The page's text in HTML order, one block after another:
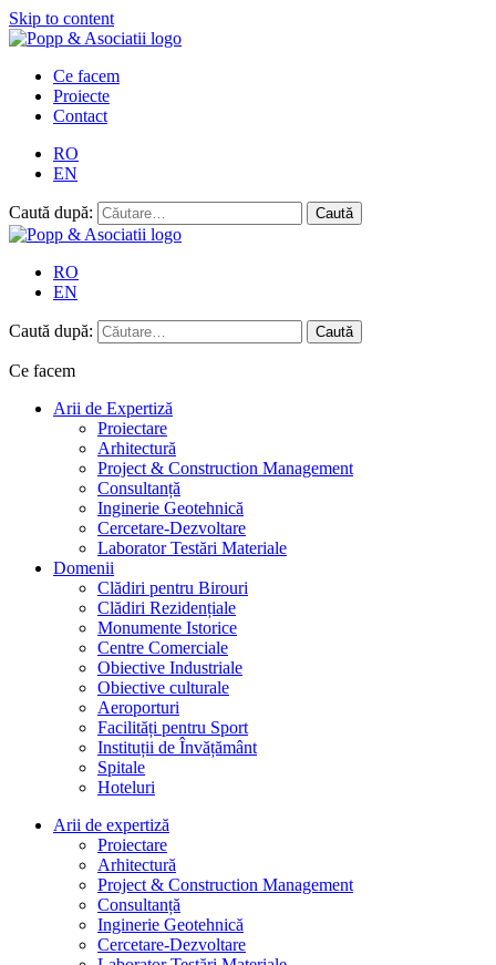
Skip to content
Ce facem
Proiecte
Contact
RO
EN
Caută după:
RO
EN
Caută după:
Ce facem
Arii de Expertiză
Proiectare
Arhitectură
Project & Construction Management
Consultanță
Inginerie Geotehnică
Cercetare-Dezvoltare
Laborator Testări Materiale
Domenii
Clădiri pentru Birouri
Clădiri Rezidențiale
Monumente Istorice
Centre Comerciale
Obiective Industriale
Obiective culturale
Aeroporturi
Facilități pentru Sport
Instituții de Învățământ
Spitale
Hoteluri
Arii de expertiză
Proiectare
Arhitectură
Project & Construction Management
Consultanță
Inginerie Geotehnică
Cercetare-Dezvoltare